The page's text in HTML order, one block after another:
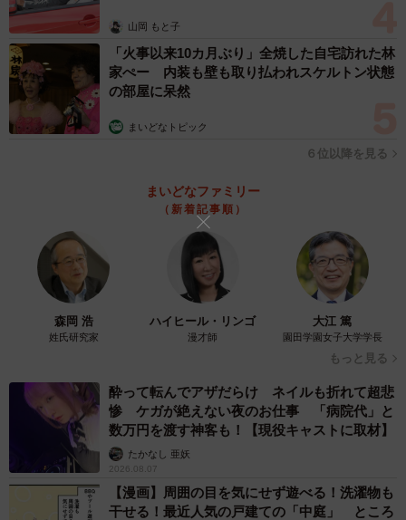
山岡 もと子
「火事以来10カ月ぶり」全焼した自宅訪れた林
家ぺー 内装も壁も取り払われスケルトン状態
の部屋に呆然
まいどなトピック
６位以降を見る
まいどなファミリー
（新着記事順）
森岡 浩
姓氏研究家
ハイヒール・リンゴ
漫才師
大江 篤
園田学園女子大学学長
もっと見る
酔って転んでアザだらけ ネイルも折れて超悲
惨 ケガが絶えない夜のお仕事 「病院代」と
数万円を渡す神客も！【現役キャストに取材】
たかなし 亜妖
2026.08.07
【漫画】周囲の目を気にせず遊べる！洗濯物も
干せる！最近人気の戸建ての「中庭」 ところ